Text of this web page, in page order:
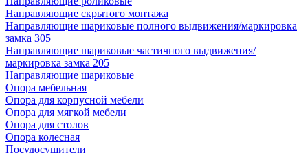
Направляющие скрытого монтажа
Направляющие шариковые полного выдвижения/маркировка
замка 305
Направляющие шариковые частичного выдвижения/
маркировка замка 205
Направляющие шариковые
Опора мебельная
Опора для корпусной мебели
Опора для мягкой мебели
Опора для столов
Опора колесная
Посудосушители